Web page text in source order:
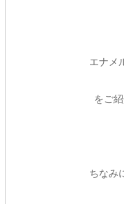
エナメ
をご
ちなみ